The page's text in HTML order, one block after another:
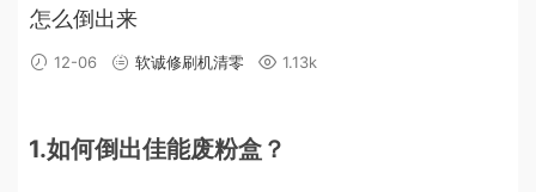
怎么倒出来
12-06 软诚修刷机清零 1.13k
1.如何倒出佳能废粉盒？